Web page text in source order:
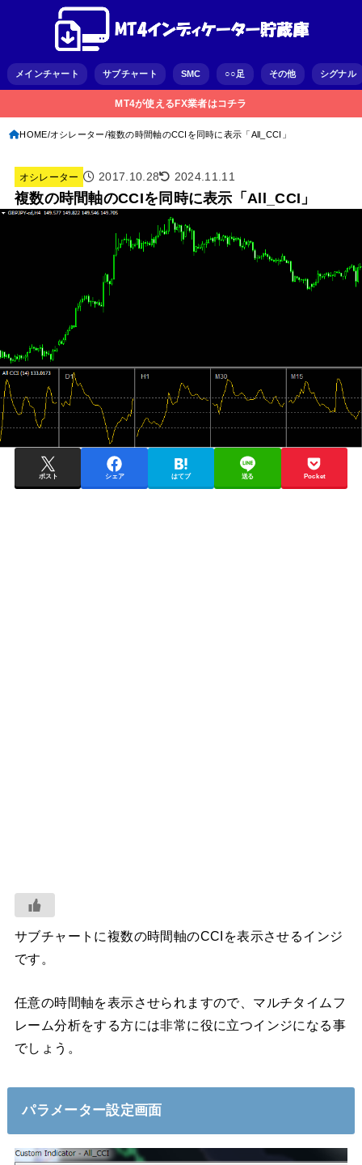
メインチャート サブチャート SMC ○○足 その他 シグナル
MT4が使えるFX業者はコチラ
HOME オシレーター 複数の時間軸のCCIを同時に表示「All_CCI」
オシレーター 2017.10.28 2024.11.11
複数の時間軸のCCIを同時に表示「All_CCI」
ポスト シェア はてブ 送る Pocket
サブチャートに複数の時間軸のCCIを表示させるインジ
です。
任意の時間軸を表示させられますので、マルチタイムフ
レーム分析をする方には非常に役に立つインジになる事
でしょう。
パラメーター設定画面